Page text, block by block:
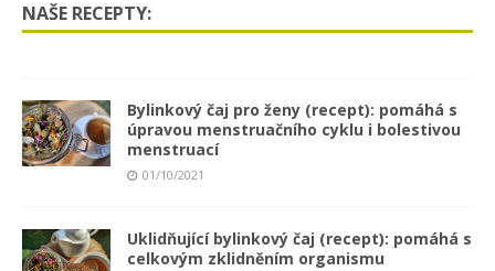
NAŠE RECEPTY:
Bylinkový čaj pro ženy (recept): pomáhá s
úpravou menstruačního cyklu i bolestivou
menstruací
01/10/2021
Uklidňující bylinkový čaj (recept): pomáhá s
celkovým zklidněním organismu